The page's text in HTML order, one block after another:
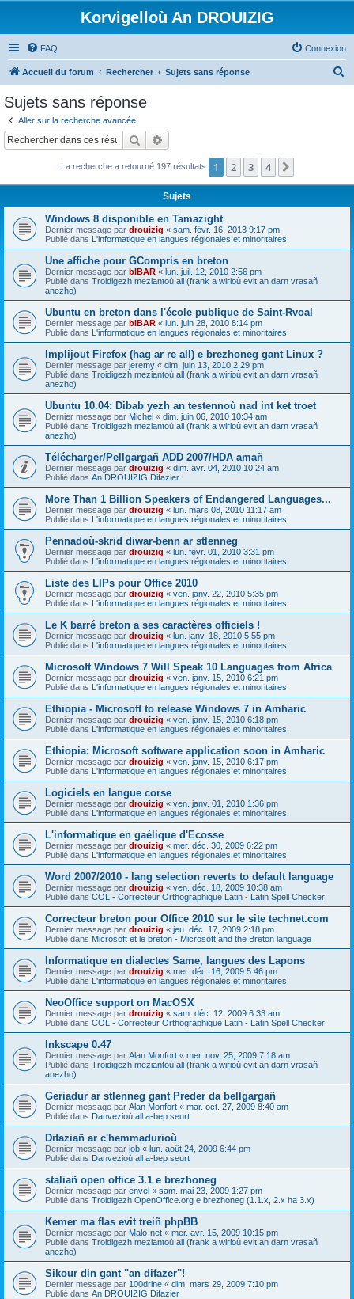
Korvigelloù An DROUIZIG
FAQ Connexion
Accueil du forum Rechercher Sujets sans réponse
c
Sujets sans réponse
Aller sur la recherche avancée
Rechercher
La recherche a retourné 197 résultats 1 2 3 4
Sujets
Windows 8 disponible en Tamazight
Dernier message par drouizig « sam. févr. 16, 2013 9:17 pm
Publié dans L'informatique en langues régionales et minoritaires
Une affiche pour GCompris en breton
Dernier message par bIBAR « lun. juil. 12, 2010 2:56 pm
Publié dans Troidigezh meziantoù all (frank a wirioù evit an darn vrasañ
anezho)
Ubuntu en breton dans l'école publique de Saint-Rvoal
Dernier message par bIBAR « lun. juin 28, 2010 8:14 pm
Publié dans L'informatique en langues régionales et minoritaires
Implijout Firefox (hag ar re all) e brezhoneg gant Linux ?
Dernier message par jeremy « dim. juin 13, 2010 2:29 pm
Publié dans Troidigezh meziantoù all (frank a wirioù evit an darn vrasañ
anezho)
Ubuntu 10.04: Dibab yezh an testennoù nad int ket troet
Dernier message par Michel « dim. juin 06, 2010 10:34 am
Publié dans Troidigezh meziantoù all (frank a wirioù evit an darn vrasañ
anezho)
Télécharger/Pellgargañ ADD 2007/HDA amañ
Dernier message par drouizig « dim. avr. 04, 2010 10:24 am
Publié dans An DROUIZIG Difazier
More Than 1 Billion Speakers of Endangered Languages...
Dernier message par drouizig « lun. mars 08, 2010 11:17 am
Publié dans L'informatique en langues régionales et minoritaires
Pennadoù-skrid diwar-benn ar stlenneg
Dernier message par drouizig « lun. févr. 01, 2010 3:31 pm
Publié dans L'informatique en langues régionales et minoritaires
Liste des LIPs pour Office 2010
Dernier message par drouizig « ven. janv. 22, 2010 5:35 pm
Publié dans L'informatique en langues régionales et minoritaires
Le K barré breton a ses caractères officiels !
Dernier message par drouizig « lun. janv. 18, 2010 5:55 pm
Publié dans L'informatique en langues régionales et minoritaires
Microsoft Windows 7 Will Speak 10 Languages from Africa
Dernier message par drouizig « ven. janv. 15, 2010 6:21 pm
Publié dans L'informatique en langues régionales et minoritaires
Ethiopia - Microsoft to release Windows 7 in Amharic
Dernier message par drouizig « ven. janv. 15, 2010 6:18 pm
Publié dans L'informatique en langues régionales et minoritaires
Ethiopia: Microsoft software application soon in Amharic
Dernier message par drouizig « ven. janv. 15, 2010 6:17 pm
Publié dans L'informatique en langues régionales et minoritaires
Logiciels en langue corse
Dernier message par drouizig « ven. janv. 01, 2010 1:36 pm
Publié dans L'informatique en langues régionales et minoritaires
L'informatique en gaélique d'Ecosse
Dernier message par drouizig « mer. déc. 30, 2009 6:22 pm
Publié dans L'informatique en langues régionales et minoritaires
Word 2007/2010 - lang selection reverts to default language
Dernier message par drouizig « ven. déc. 18, 2009 10:38 am
Publié dans COL - Correcteur Orthographique Latin - Latin Spell Checker
Correcteur breton pour Office 2010 sur le site technet.com
Dernier message par drouizig « jeu. déc. 17, 2009 2:18 pm
Publié dans Microsoft et le breton - Microsoft and the Breton language
Informatique en dialectes Same, langues des Lapons
Dernier message par drouizig « mer. déc. 16, 2009 5:46 pm
Publié dans L'informatique en langues régionales et minoritaires
NeoOffice support on MacOSX
Dernier message par drouizig « sam. déc. 12, 2009 6:33 am
Publié dans COL - Correcteur Orthographique Latin - Latin Spell Checker
Inkscape 0.47
Dernier message par Alan Monfort « mer. nov. 25, 2009 7:18 am
Publié dans Troidigezh meziantoù all (frank a wirioù evit an darn vrasañ
anezho)
Geriadur ar stlenneg gant Preder da bellgargañ
Dernier message par Alan Monfort « mar. oct. 27, 2009 8:40 am
Publié dans Danvezioù all a-bep seurt
Difaziañ ar c'hemmadurioù
Dernier message par job « lun. août 24, 2009 6:44 pm
Publié dans Danvezioù all a-bep seurt
staliañ open office 3.1 e brezhoneg
Dernier message par envel « sam. mai 23, 2009 1:27 pm
Publié dans Troidigezh OpenOffice.org e brezhoneg (1.1.x, 2.x ha 3.x)
Kemer ma flas evit treiñ phpBB
Dernier message par Malo-net « mer. avr. 15, 2009 10:15 pm
Publié dans Troidigezh meziantoù all (frank a wirioù evit an darn vrasañ
anezho)
Sikour din gant "an difazer"!
Dernier message par 100drine « dim. mars 29, 2009 7:10 pm
Publié dans An DROUIZIG Difazier